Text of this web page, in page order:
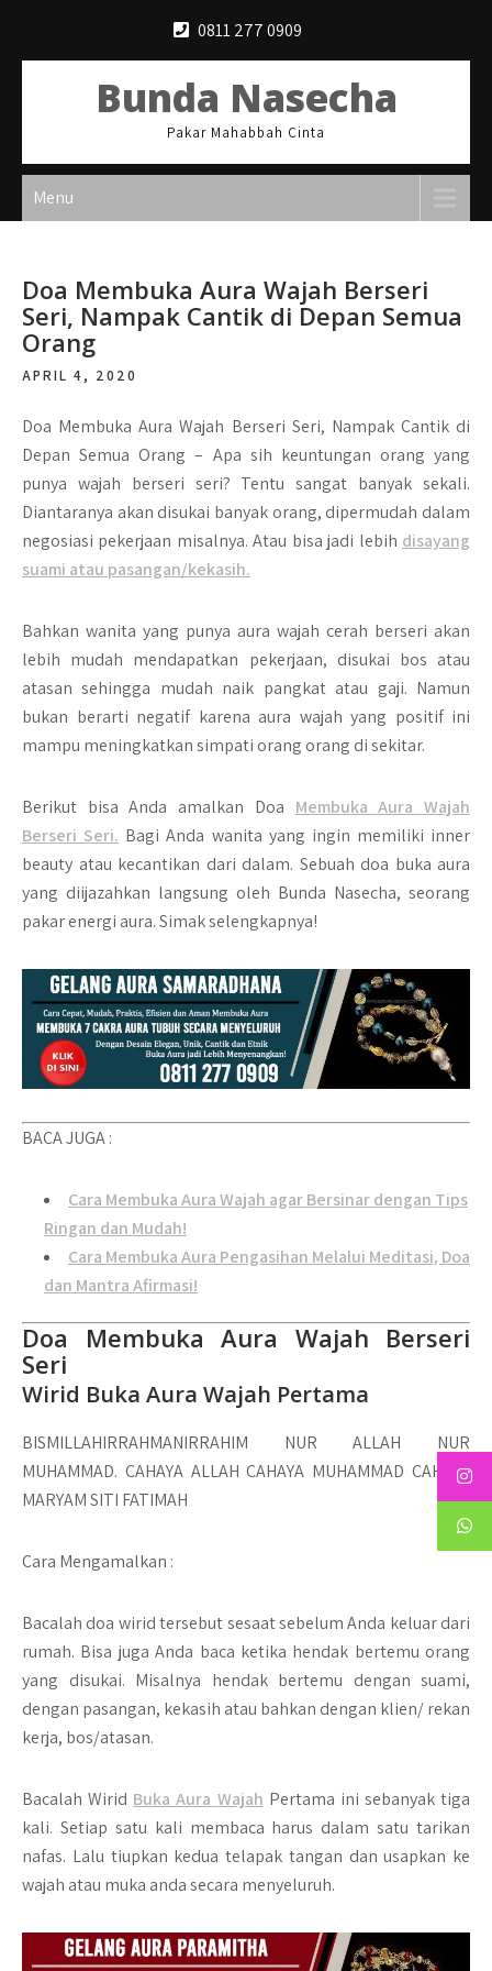
0811 277 0909
Bunda Nasecha
Pakar Mahabbah Cinta
Menu
Doa Membuka Aura Wajah Berseri
Seri, Nampak Cantik di Depan Semua
Orang
APRIL 4, 2020
Doa Membuka Aura Wajah Berseri Seri, Nampak Cantik di
Depan Semua Orang – Apa sih keuntungan orang yang
punya wajah berseri seri? Tentu sangat banyak sekali.
Diantaranya akan disukai banyak orang, dipermudah dalam
negosiasi pekerjaan misalnya. Atau bisa jadi lebih disayang
suami atau pasangan/kekasih.
Bahkan wanita yang punya aura wajah cerah berseri akan
lebih mudah mendapatkan pekerjaan, disukai bos atau
atasan sehingga mudah naik pangkat atau gaji. Namun
bukan berarti negatif karena aura wajah yang positif ini
mampu meningkatkan simpati orang orang di sekitar.
Berikut bisa Anda amalkan Doa Membuka Aura Wajah
Berseri Seri. Bagi Anda wanita yang ingin memiliki inner
beauty atau kecantikan dari dalam. Sebuah doa buka aura
yang diijazahkan langsung oleh Bunda Nasecha, seorang
pakar energi aura. Simak selengkapnya!
BACA JUGA :
Cara Membuka Aura Wajah agar Bersinar dengan Tips
Ringan dan Mudah!
Cara Membuka Aura Pengasihan Melalui Meditasi, Doa
dan Mantra Afirmasi!
Doa Membuka Aura Wajah Berseri
Seri
Wirid Buka Aura Wajah Pertama
BISMILLAHIRRAHMANIRRAHIM NUR ALLAH NUR
MUHAMMAD. CAHAYA ALLAH CAHAYA MUHAMMAD CAHAYA
MARYAM SITI FATIMAH
Cara Mengamalkan :
Bacalah doa wirid tersebut sesaat sebelum Anda keluar dari
rumah. Bisa juga Anda baca ketika hendak bertemu orang
yang disukai. Misalnya hendak bertemu dengan suami,
dengan pasangan, kekasih atau bahkan dengan klien/ rekan
kerja, bos/atasan.
Bacalah Wirid Buka Aura Wajah Pertama ini sebanyak tiga
kali. Setiap satu kali membaca harus dalam satu tarikan
nafas. Lalu tiupkan kedua telapak tangan dan usapkan ke
wajah atau muka anda secara menyeluruh.